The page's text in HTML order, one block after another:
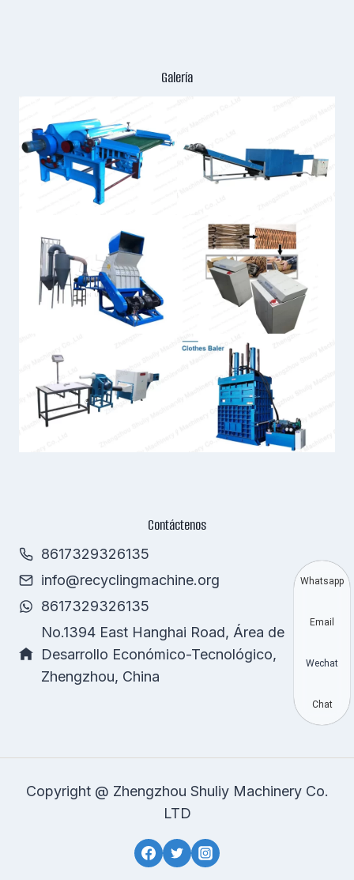
Galería
Contáctenos
8617329326135
info@recyclingmachine.org
8617329326135
No.1394 East Hanghai Road, Área de
Desarrollo Económico-Tecnológico,
Zhengzhou, China
Copyright @ Zhengzhou Shuliy Machinery Co.
LTD
Whatsapp
Email
Wechat
Chat